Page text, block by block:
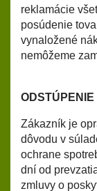
reklamácie
posúdenie
vynaložené
nemôžeme
Zákazník je
dôvodu v
ochrane
dní od
zmluvy o